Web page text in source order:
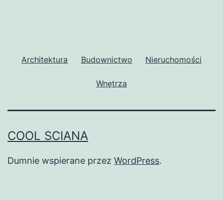
Architektura Budownictwo Nieruchomości
Wnętrza
COOL SCIANA
Dumnie wspierane przez WordPress.